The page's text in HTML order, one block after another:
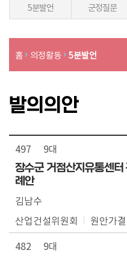
언
회
의
록
의
정
동
5분발언 군정질문
홈 의정활동 5분발언
발의의안
497 9대
장수군 거점산지유통센
례안
김남수
산업건설위원회
원안가결
482
9대